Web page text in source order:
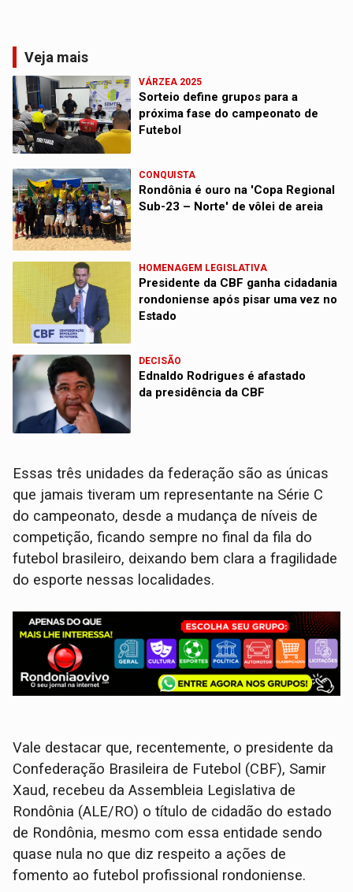
Veja mais
VÁRZEA 2025
Sorteio define grupos para a
próxima fase do campeonato de
Futebol
CONQUISTA
Rondônia é ouro na 'Copa Regional
Sub-23 – Norte' de vôlei de areia
HOMENAGEM LEGISLATIVA
Presidente da CBF ganha cidadania
rondoniense após pisar uma vez no
Estado
DECISÃO
Ednaldo Rodrigues é afastado
da presidência da CBF
Essas três unidades da federação são as únicas
que jamais tiveram um representante na Série C
do campeonato, desde a mudança de níveis de
competição, ficando sempre no final da fila do
futebol brasileiro, deixando bem clara a fragilidade
do esporte nessas localidades.
Vale destacar que, recentemente, o presidente da
Confederação Brasileira de Futebol (CBF), Samir
Xaud, recebeu da Assembleia Legislativa de
Rondônia (ALE/RO) o título de cidadão do estado
de Rondônia, mesmo com essa entidade sendo
quase nula no que diz respeito a ações de
fomento ao futebol profissional rondoniense.